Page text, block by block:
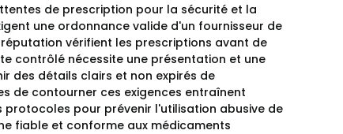
de prescription pour la sécurité et la
une ordonnance valide d'un fournisseur de
vérifient les prescriptions avant de
contrôlé nécessite une présentation et une
des détails clairs et non expirés de
de contourner ces exigences entraînent
pour prévenir l'utilisation abusive de
fiable et conforme aux médicaments